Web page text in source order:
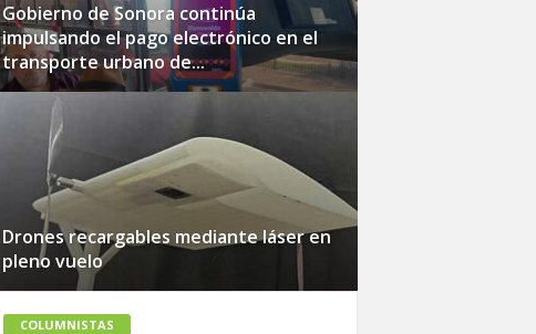
Gobierno de Sonora continúa
impulsando el pago electrónico en el
transporte urbano de...
Drones recargables mediante láser en
pleno vuelo
COLUMNISTAS